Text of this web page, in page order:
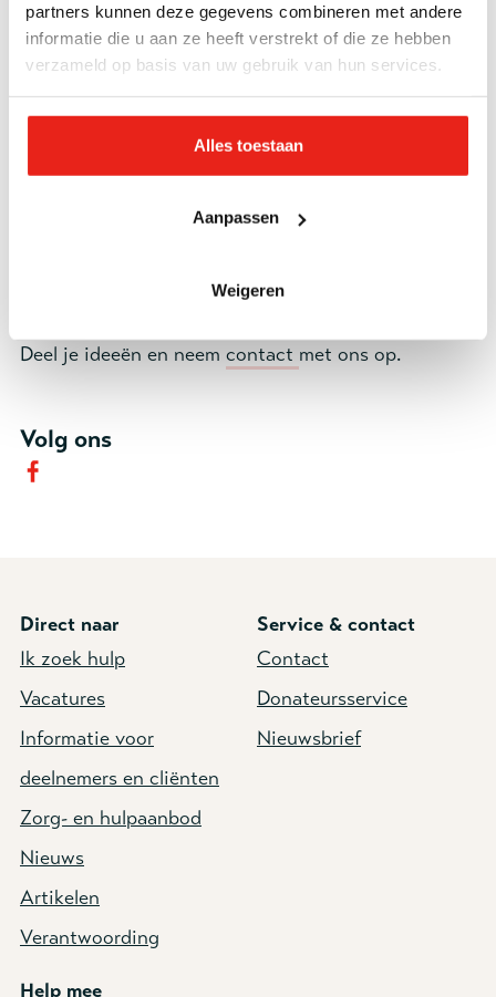
partners kunnen deze gegevens combineren met andere
informatie die u aan ze heeft verstrekt of die ze hebben
verzameld op basis van uw gebruik van hun services.
Alles toestaan
Aanpassen
Weigeren
en voelt je thuis.
In de buurthuiskamer kun je terecht voor een kop
om gewoon even onder de mensen te zijn. Er voor
elkaar zijn staat hier centraal.
Wil je graag iets organiseren voor en
Deel je ideeën en neem contact met ons op.
Volg ons
Direct naar
Ik zoek hulp
Vacatures
Informatie voor
deelnemers en cliënten
Zorg- en hulpaanbod
Nieuws
Artikelen
Verantwoording
Service & contact
Contact
Donateursservice
Nieuwsbrief
Help mee